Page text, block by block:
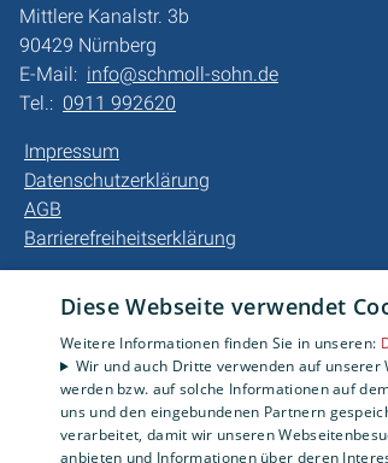
Mittlere Kanalstr. 3b
90429 Nürnberg
E-Mail: info@schmoll-sohn.de
Tel.: 0911 992620
Impressum
Datenschutzerklärung
AGB
Barrierefreiheitserklärung
Diese Webseite verwendet
Weitere Informationen finden Sie in unseren:
Wir und auch Dritte verwenden auf
werden bzw. auf solche Informationen auf
uns und den eingebundenen Partnern
verarbeitet, damit wir unseren
anbieten und Informationen über deren